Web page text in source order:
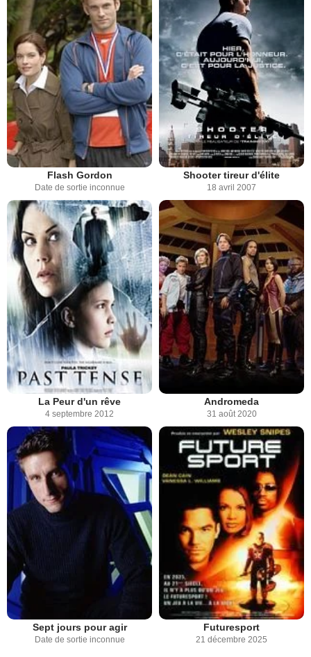
Flash Gordon
Date de sortie inconnue
Shooter tireur d'élite
18 avril 2007
La Peur d'un rêve
4 septembre 2012
Andromeda
31 août 2020
Sept jours pour agir
Date de sortie inconnue
Futuresport
21 décembre 2025